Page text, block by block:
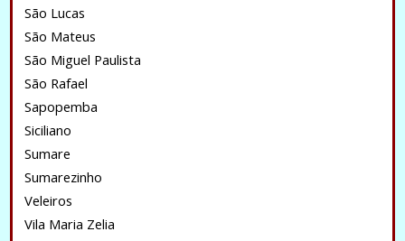
São Lucas
São Mateus
São Miguel Paulista
São Rafael
Sapopemba
Siciliano
Sumare
Sumarezinho
Veleiros
Vila Maria Zelia